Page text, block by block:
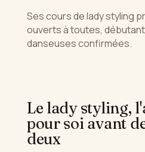
Ses cours de lady styling
ouverts à toutes,
danseuses confirmées.
Le lady styling,
pour soi avant
deux